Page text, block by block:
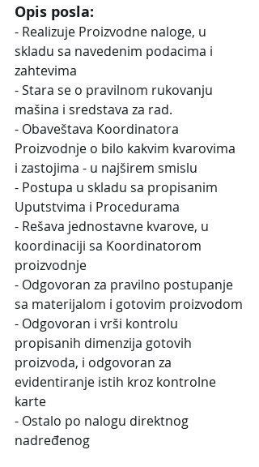
Opis posla:
- Realizuje Proizvodne naloge, u
skladu sa navedenim podacima i
zahtevima
- Stara se o pravilnom rukovanju
mašina i sredstava za rad.
- Obaveštava Koordinatora
Proizvodnje o bilo kakvim kvarovima
i zastojima - u najširem smislu
- Postupa u skladu sa propisanim
Uputstvima i Procedurama
- Rešava jednostavne kvarove, u
koordinaciji sa Koordinatorom
proizvodnje
- Odgovoran za pravilno postupanje
sa materijalom i gotovim proizvodom
- Odgovoran i vrši kontrolu
propisanih dimenzija gotovih
proizvoda, i odgovoran za
evidentiranje istih kroz kontrolne
karte
- Ostalo po nalogu direktnog
nadređenog